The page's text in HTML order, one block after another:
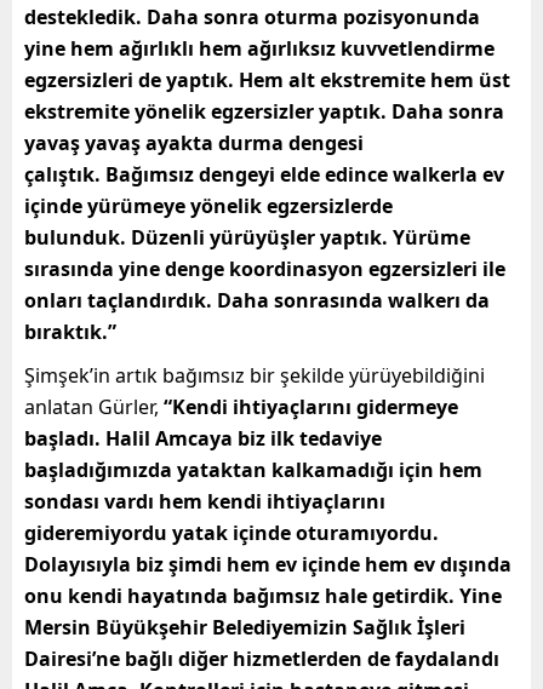
destekledik. Daha sonra oturma pozisyonunda
yine hem ağırlıklı hem ağırlıksız kuvvetlendirme
egzersizleri de yaptık. Hem alt ekstremite hem üst
ekstremite yönelik egzersizler yaptık. Daha sonra
yavaş yavaş ayakta durma dengesi
çalıştık. Bağımsız dengeyi elde edince walkerla ev
içinde yürümeye yönelik egzersizlerde
bulunduk. Düzenli yürüyüşler yaptık. Yürüme
sırasında yine denge koordinasyon egzersizleri ile
onları taçlandırdık. Daha sonrasında walkerı da
bıraktık.”
Şimşek’in artık bağımsız bir şekilde yürüyebildiğini
anlatan Gürler, “Kendi ihtiyaçlarını gidermeye
başladı. Halil Amcaya biz ilk tedaviye
başladığımızda yataktan kalkamadığı için hem
sondası vardı hem kendi ihtiyaçlarını
gideremiyordu yatak içinde oturamıyordu.
Dolayısıyla biz şimdi hem ev içinde hem ev dışında
onu kendi hayatında bağımsız hale getirdik. Yine
Mersin Büyükşehir Belediyemizin Sağlık İşleri
Dairesi’ne bağlı diğer hizmetlerden de faydalandı